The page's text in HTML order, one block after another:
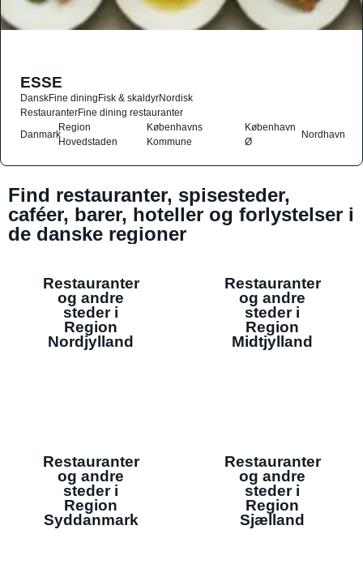
ESSE
DanskFine diningFisk & skaldyrNordisk
RestauranterFine dining restauranter
Danmark
Region
Hovedstaden
Københavns
Kommune
København
Ø
Nordhavn
Find restauranter, spisesteder,
caféer, barer, hoteller og forlystelser i
de danske regioner
Restauranter
og andre
steder i
Region
Nordjylland
Restauranter
og andre
steder i
Region
Midtjylland
Restauranter
og andre
steder i
Region
Syddanmark
Restauranter
og andre
steder i
Region
Sjælland